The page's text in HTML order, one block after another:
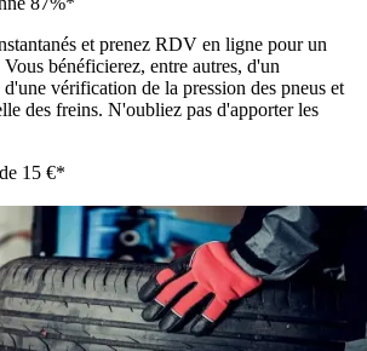
et prenez RDV en ligne pour un
bénéficierez, entre autres, d'un
vérification de la pression des pneus et
des freins. N'oubliez pas d'apporter les
15 €*